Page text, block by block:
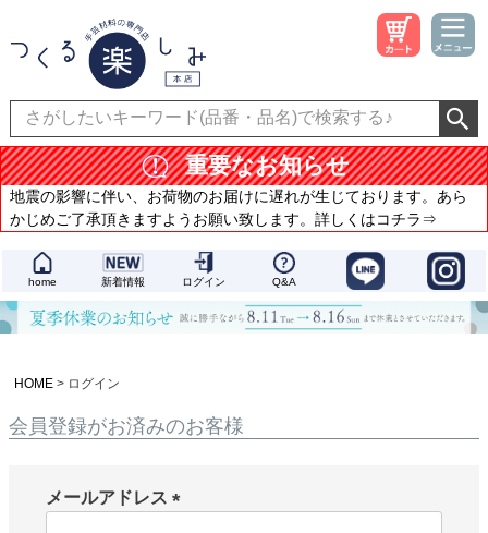
重要なお知らせ
地震の影響に伴い、お荷物のお届けに遅れが生じております。あら
かじめご了承頂きますようお願い致します。詳しくはコチラ⇒
home 新着情報 ログイン Q&A
HOME ログイン
会員登録がお済みのお客様
メールアドレス